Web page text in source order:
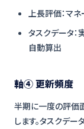
上長評価：マ
タスクデータ：
自動算出
軸④ 更新頻度
半期に一度の評価
します。タスクデ